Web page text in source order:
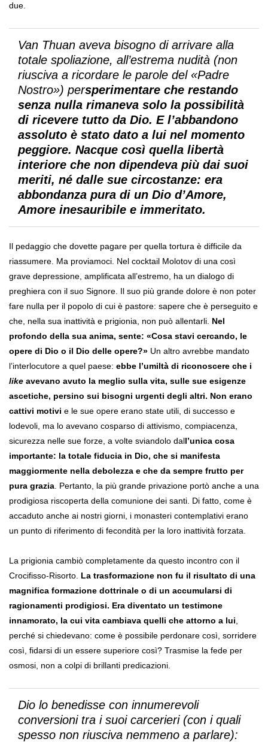
due.
Van Thuan aveva bisogno di arrivare alla
totale spoliazione, all’estrema nudità (non
riusciva a ricordare le parole del «Padre
Nostro») persperimentare che restando
senza nulla rimaneva solo la possibilità
di ricevere tutto da Dio. E l’abbandono
assoluto è stato dato a lui nel momento
peggiore. Nacque così quella libertà
interiore che non dipendeva più dai suoi
meriti, né dalle sue circostanze: era
abbondanza pura di un Dio d’Amore,
Amore inesauribile e immeritato.
Il pedaggio che dovette pagare per quella tortura è difficile da
riassumere. Ma proviamoci. Nel cocktail Molotov di una così
grave depressione, amplificata all’estremo, ha un dialogo di
preghiera con il suo Signore. Il suo più grande dolore è non poter
fare nulla per il popolo di cui è pastore: sapere che è perseguito e
che, nella sua inattività e prigionia, non può allentarli. Nel
profondo della sua anima, sente: «Cosa stavi cercando, le
opere di Dio o il Dio delle opere?» Un altro avrebbe mandato
l’interlocutore a quel paese: ebbe l’umiltà di riconoscere che i
like avevano avuto la meglio sulla vita, sulle sue esigenze
ascetiche, persino sui bisogni urgenti degli altri. Non erano
cattivi motivi e le sue opere erano state utili, di successo e
lodevoli, ma lo avevano cosparso di attivismo, compiacenza,
sicurezza nelle sue forze, a volte sviandolo dall’unica cosa
importante: la totale fiducia in Dio, che si manifesta
maggiormente nella debolezza e che da sempre frutto per
pura grazia . Pertanto, la più grande privazione portò anche a una
prodigiosa riscoperta della comunione dei santi. Di fatto, come è
accaduto anche ai nostri giorni, i monasteri contemplativi erano
un punto di riferimento di fecondità per la loro inattività forzata.
La prigionia cambiò completamente da questo incontro con il
Crocifisso-Risorto. La trasformazione non fu il risultato di una
magnifica formazione dottrinale o di un accumularsi di
ragionamenti prodigiosi. Era diventato un testimone
innamorato, la cui vita cambiava quelli che attorno a lui
perché si chiedevano: come è possibile perdonare così, sorridere
così, fidarsi di un essere superiore così? Trasmise la fede per
osmosi, non a colpi di brillanti predicazioni.
Dio lo benedisse con innumerevoli
conversioni tra i suoi carcerieri (con i quali
spesso non riusciva nemmeno a parlare):